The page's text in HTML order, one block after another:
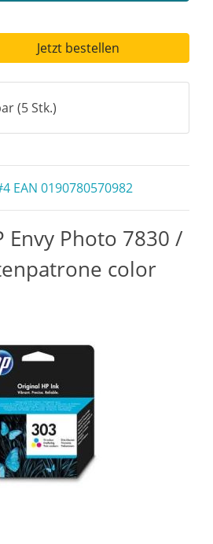
Jetzt bestellen
(5 Stk.)
EAN 0190780570982
Envy Photo 7830 /
color